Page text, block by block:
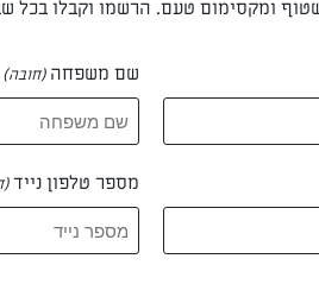
ומקסימום טעם. הרשמו וקבלו בכל
שם משפחה (חובה)
מספר טלפון נייד